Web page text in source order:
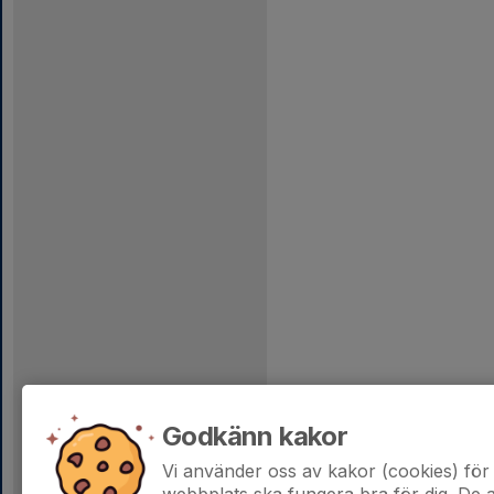
Godkänn kakor
Vi använder oss av kakor (cookies)